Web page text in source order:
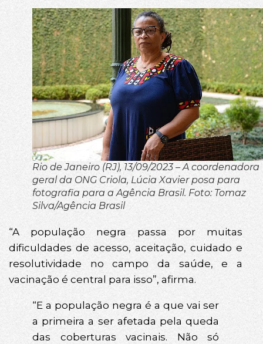
Rio de Janeiro (RJ), 13/09/2023 – A coordenadora
geral da ONG Criola, Lúcia Xavier posa para
fotografia para a Agência Brasil. Foto: Tomaz
Silva/Agência Brasil
“A população negra passa por muitas
dificuldades de acesso, aceitação, cuidado e
resolutividade no campo da saúde, e a
vacinação é central para isso”, afirma.
“E a população negra é a que vai ser
a primeira a ser afetada pela queda
das coberturas vacinais. Não só